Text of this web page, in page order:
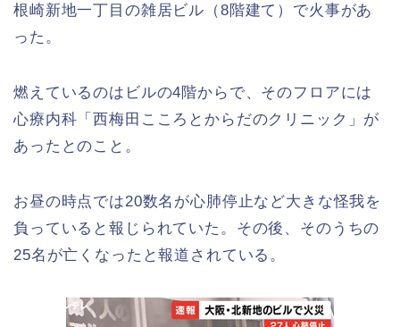
根崎新地一丁目の雑居ビル（8階建て）で火事があ
った。
燃えているのはビルの4階からで、そのフロアには
心療内科「西梅田こころとからだのクリニック」が
あったとのこと。
お昼の時点では20数名が心肺停止など大きな怪我を
負っていると報じられていた。その後、そのうちの
25名が亡くなったと報道されている。